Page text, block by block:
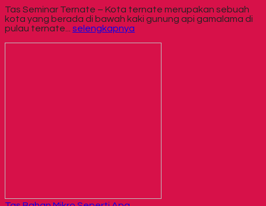
Tas Seminar Ternate – Kota ternate merupakan sebuah
kota yang berada di bawah kaki gunung api gamalama di
pulau ternate... selengkapnya